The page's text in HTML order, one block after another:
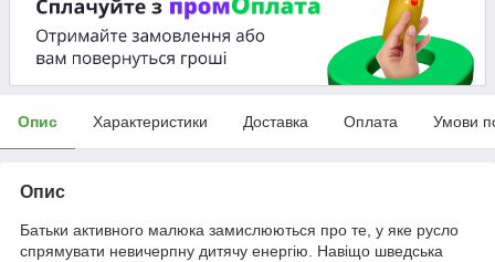
Опис Характеристики Доставка Оплата Умови
Опис
Батьки активного малюка замислюються про те, у яке русло
спрямувати невичерпну дитячу енергію. Навіщо шведська